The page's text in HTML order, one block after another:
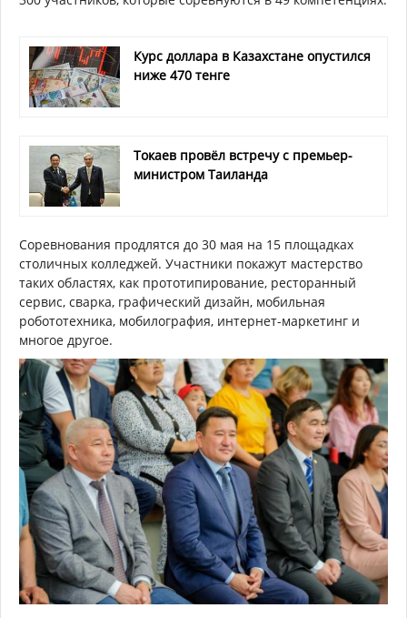
Курс доллара в Казахстане опустился
ниже 470 тенге
Токаев провёл встречу с премьер-
министром Таиланда
Соревнования продлятся до 30 мая на 15 площадках
столичных колледжей. Участники покажут мастерство
таких областях, как прототипирование, ресторанный
сервис, сварка, графический дизайн, мобильная
робототехника, мобилография, интернет-маркетинг и
многое другое.